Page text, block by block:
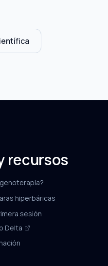
recursos
hiperbáricas
sesión
Delta